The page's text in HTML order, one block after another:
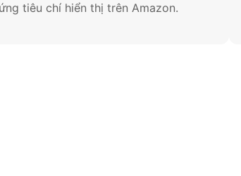
ứng tiêu chí hiển thị trên Amazon.